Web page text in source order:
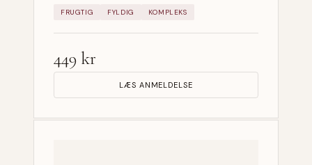
FRUGTIG FYLDIG KOMPLEKS
449 kr
LÆS ANMELDELSE